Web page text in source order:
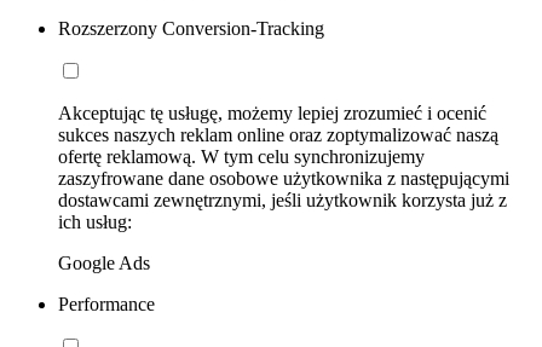
Rozszerzony Conversion-Tracking
Akceptując tę usługę, możemy lepiej zrozumieć i ocenić
sukces naszych reklam online oraz zoptymalizować naszą
ofertę reklamową. W tym celu synchronizujemy
zaszyfrowane dane osobowe użytkownika z następującymi
dostawcami zewnętrznymi, jeśli użytkownik korzysta już z
ich usług:
Google Ads
Performance